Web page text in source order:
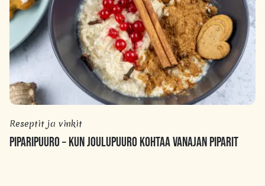
Reseptit ja vinkit
PIPARIPUURO – KUN JOULUPUURO KOHTAA VANAJAN PIPARIT